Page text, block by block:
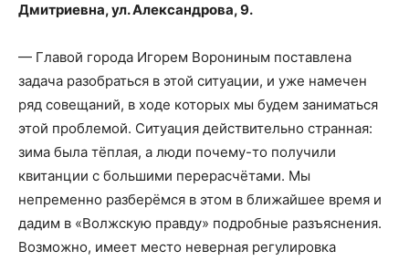
Дмитриевна, ул. Александрова, 9.
— Главой города Игорем Ворониным поставлена
задача разобраться в этой ситуации, и уже намечен
ряд совещаний, в ходе которых мы будем заниматься
этой проблемой. Ситуация действительно странная:
зима была тёплая, а люди почему-то получили
квитанции с большими перерасчётами. Мы
непременно разберёмся в этом в ближайшее время и
дадим в «Волжскую правду» подробные разъяснения.
Возможно, имеет место неверная регулировка